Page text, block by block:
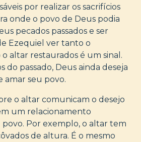
por realizar os sacrifícios
onde o povo de Deus podia
pecados passados e ser
Ezequiel ver tanto o
altar restaurados é um sinal.
do passado, Deus ainda deseja
amar seu povo.
o altar comunicam o desejo
um relacionamento
Por exemplo, o altar tem
de altura. É o mesmo